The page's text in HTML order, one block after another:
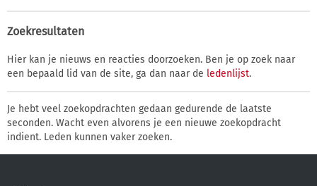
Zoekresultaten
Hier kan je nieuws en reacties doorzoeken. Ben je op zoek naar
een bepaald lid van de site, ga dan naar de ledenlijst.
Je hebt veel zoekopdrachten gedaan gedurende de laatste
seconden. Wacht even alvorens je een nieuwe zoekopdracht
indient. Leden kunnen vaker zoeken.